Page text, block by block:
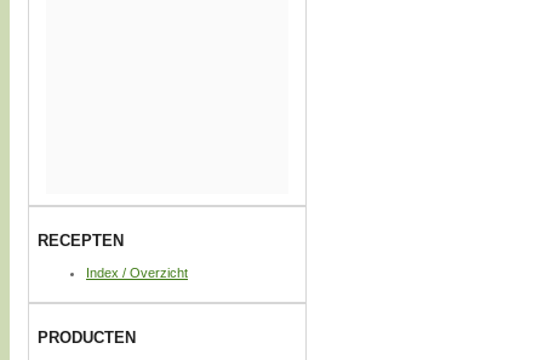
RECEPTEN
Index / Overzicht
PRODUCTEN